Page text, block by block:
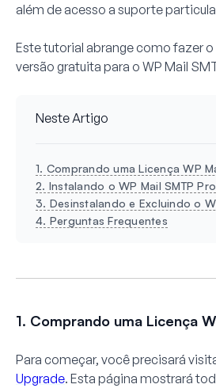
além de acesso a suporte
Este tutorial abrange como fazer
versão gratuita para o WP Mail
Neste Artigo
1. Comprando uma Licença WP
2. Instalando o WP Mail SMTP Pro
3. Desinstalando e Excluindo o
4. Perguntas Frequentes
1. Comprando uma Licença
Para começar, você precisará
Upgrade. Esta página mostrará